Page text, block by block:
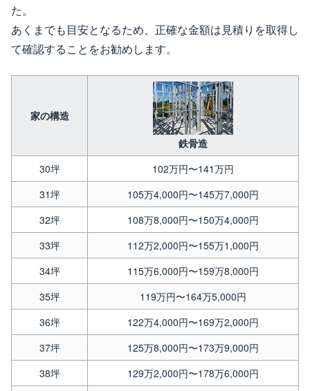
た。
あくまでも目安となるため、正確な金額は見積りを取得し
て確認することをお勧めします。
家の構造
鉄骨造
30坪
102万円〜141万円
31坪
105万4,000円〜145万7,000円
32坪
108万8,000円〜150万4,000円
33坪
112万2,000円〜155万1,000円
34坪
115万6,000円〜159万8,000円
35坪
119万円〜164万5,000円
36坪
122万4,000円〜169万2,000円
37坪
125万8,000円〜173万9,000円
38坪
129万2,000円〜178万6,000円